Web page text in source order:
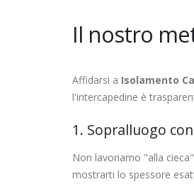
Il nostro
Affidarsi a Isolamento
l'intercapedine è
1. Sopralluogo
Non lavoriamo "alla
mostrarti lo spessore